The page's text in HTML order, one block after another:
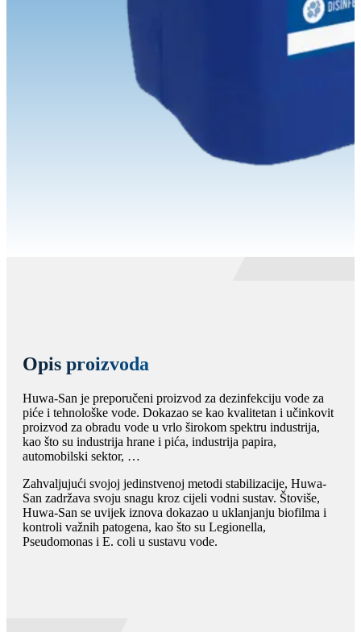
Opis proizvoda
Huwa-San je preporučeni proizvod za dezinfekciju vode za
piće i tehnološke vode. Dokazao se kao kvalitetan i učinkovit
proizvod za obradu vode u vrlo širokom spektru industrija,
kao što su industrija hrane i pića, industrija papira,
automobilski sektor, …
Zahvaljujući svojoj jedinstvenoj metodi stabilizacije, Huwa-
San zadržava svoju snagu kroz cijeli vodni sustav. Štoviše,
Huwa-San se uvijek iznova dokazao u uklanjanju biofilma i
kontroli važnih patogena, kao što su Legionella,
Pseudomonas i E. coli u sustavu vode.